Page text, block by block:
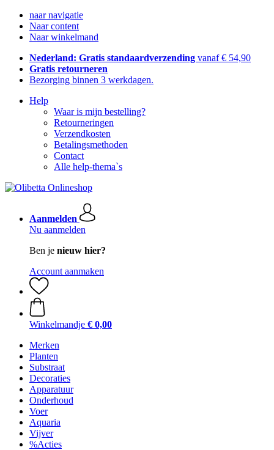
naar navigatie
Naar content
Naar winkelmand
Nederland: Gratis standaardverzending vanaf € 54,90
Gratis retourneren
Bezorging binnen 3 werkdagen.
Help
Waar is mijn bestelling?
Retourneringen
Verzendkosten
Betalingsmethoden
Contact
Alle help-thema`s
Aanmelden
Nu aanmelden
Ben je nieuw hier?
Account aanmaken
Winkelmandje € 0,00
Merken
Planten
Substraat
Decoraties
Apparatuur
Onderhoud
Voer
Aquaria
Vijver
%Acties